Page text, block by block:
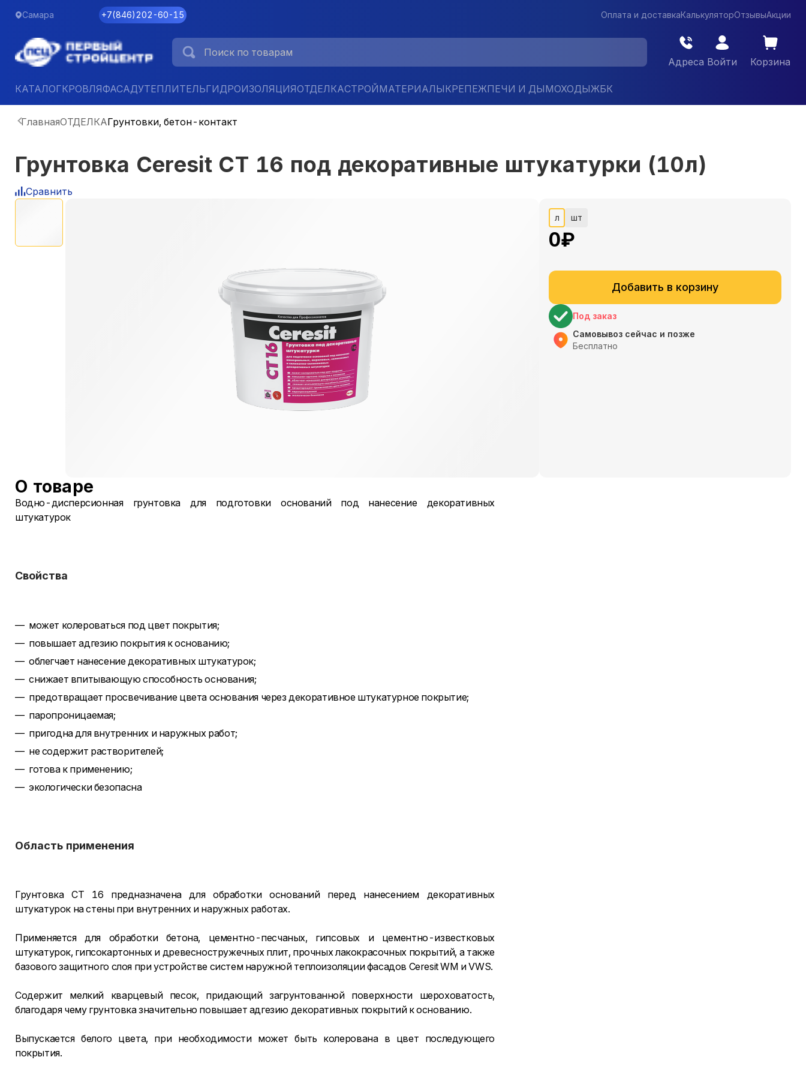
Самара +7(846)202-60-15 Оплата и доставкаКалькуляторОтзывыАкции
Адреса Войти Корзина
КАТАЛОГКРОВЛЯФАСАДУТЕПЛИТЕЛЬГИДРОИЗОЛЯЦИЯОТДЕЛКАСТРОЙМАТЕРИАЛЫКРЕПЕЖПЕЧИ И ДЫМОХОДЫЖБК
ГлавнаяОТДЕЛКАГрунтовки, бетон-контакт
Грунтовка Ceresit СТ 16 под декоративные штукатурки (10л)
Сравнить
л шт
0₽
Добавить в корзину
Под заказ
Самовывоз сейчас и позже
Бесплатно
О товаре
Водно-дисперсионная грунтовка для подготовки оснований под нанесение декоративных
штукатурок
Свойства
может колероваться под цвет покрытия;
повышает адгезию покрытия к основанию;
облегчает нанесение декоративных штукатурок;
снижает впитывающую способность основания;
предотвращает просвечивание цвета основания через декоративное штукатурное покрытие;
паропроницаемая;
пригодна для внутренних и наружных работ;
не содержит растворителей;
готова к применению;
экологически безопасна
Область применения
Грунтовка CT 16 предназначена для обработки оснований перед нанесением декоративных
штукатурок на стены при внутренних и наружных работах.
Применяется для обработки бетона, цементно-песчаных, гипсовых и цементно-известковых
штукатурок, гипсокартонных и древесностружечных плит, прочных лакокрасочных покрытий, а также
базового защитного слоя при устройстве систем наружной теплоизоляции фасадов Ceresit WM и VWS.
Содержит мелкий кварцевый песок, придающий загрунтованной поверхности шероховатость,
благодаря чему грунтовка значительно повышает адгезию декоративных покрытий к основанию.
Выпускается белого цвета, при необходимости может быть колерована в цвет последующего
покрытия.